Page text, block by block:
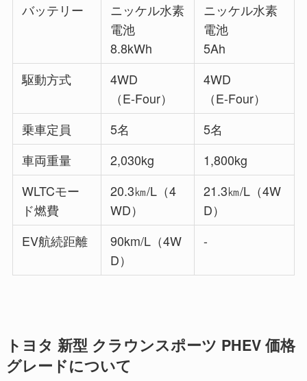
バッテリー
ニッケル水素
電池
8.8kWh
ニッケル水素
電池
5Ah
駆動方式
4WD
（E-Four）
4WD
（E-Four）
乗車定員
5名
5名
車両重量
2,030kg
1,800kg
WLTCモー
ド燃費
20.3㎞/L（4
WD）
21.3㎞/L（4W
D）
EV航続距離
90km/L（4W
D）
-
トヨタ 新型 クラウンスポーツ PHEV 価格
グレードについて